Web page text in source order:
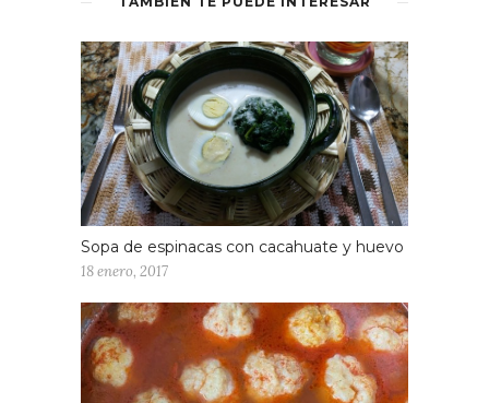
Sopa de espinacas con cacahuate y huevo
18 enero, 2017